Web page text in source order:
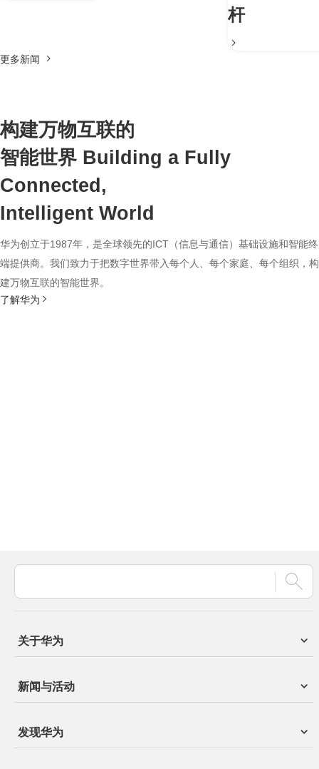
杆
更多新闻
构建万物互联的
智能世界 Building a Fully
Connected,
Intelligent World
华为创立于1987年，是全球领先的ICT（信息与通信）基础设施和智能终
端提供商。我们致力于把数字世界带入每个人、每个家庭、每个组织，构
建万物互联的智能世界。
了解华为
关于华为
新闻与活动
发现华为